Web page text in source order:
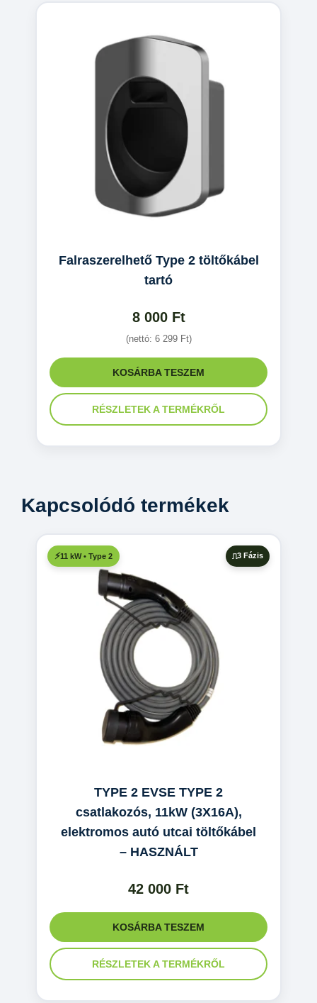
Falraszerelhető Type 2 töltőkábel
tartó
8 000 Ft
(nettó: 6 299 Ft)
KOSÁRBA TESZEM
RÉSZLETEK A TERMÉKRŐL
Kapcsolódó termékek
11 kW • Type 2 3 Fázis
TYPE 2 EVSE TYPE 2
csatlakozós, 11kW (3X16A),
elektromos autó utcai töltőkábel
– HASZNÁLT
42 000 Ft
KOSÁRBA TESZEM
RÉSZLETEK A TERMÉKRŐL